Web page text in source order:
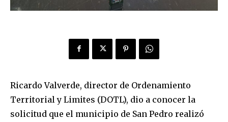
Ricardo Valverde, director de Ordenamiento
Territorial y Limites (DOTL), dio a conocer la
solicitud que el municipio de San Pedro realizó